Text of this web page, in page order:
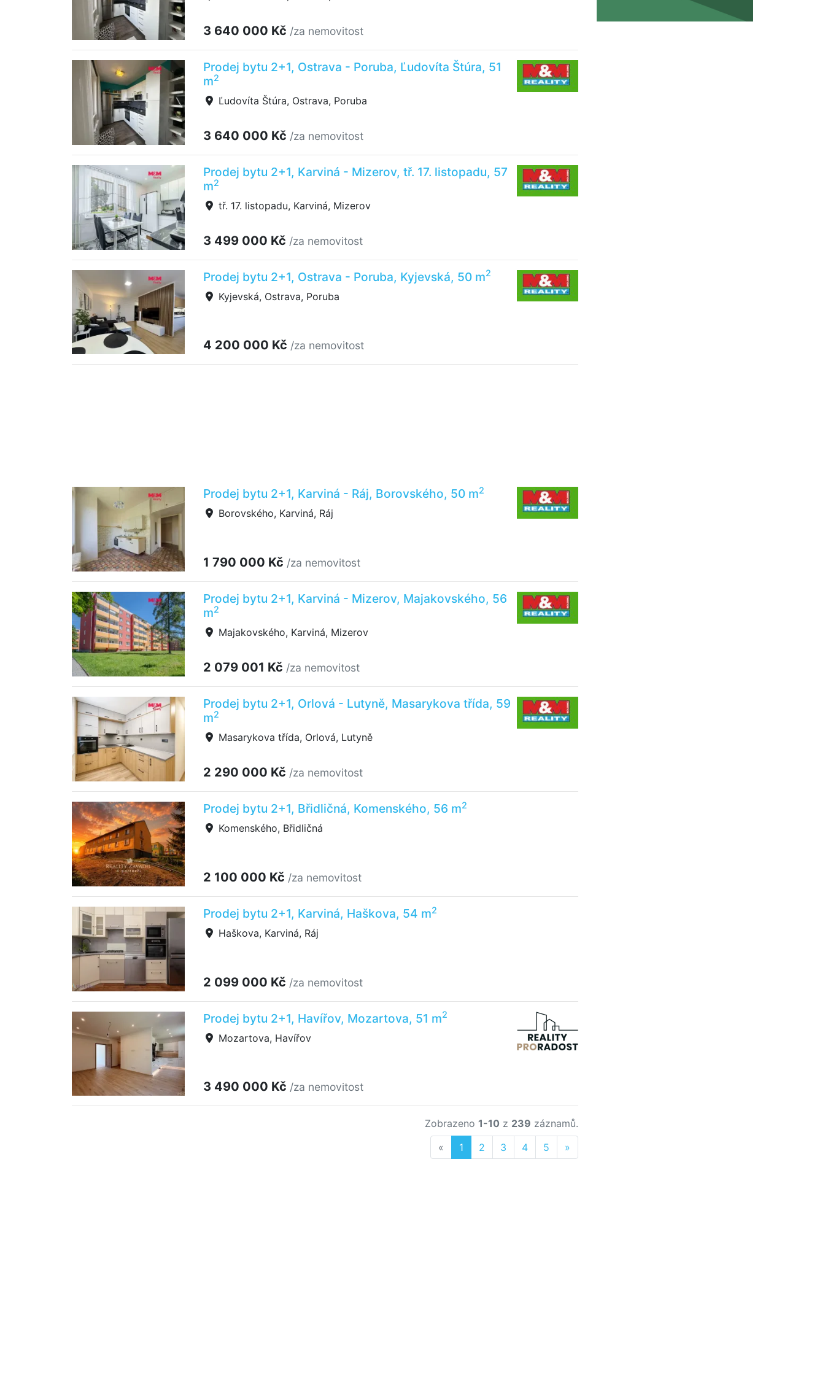
3 640 000 Kč /za nemovitost
Prodej bytu 2+1, Ostrava - Poruba, Ľudovíta Štúra, 51
m2
Ľudovíta Štúra, Ostrava, Poruba
3 640 000 Kč /za nemovitost
Prodej bytu 2+1, Karviná - Mizerov, tř. 17. listopadu, 57
m2
tř. 17. listopadu, Karviná, Mizerov
3 499 000 Kč /za nemovitost
Prodej bytu 2+1, Ostrava - Poruba, Kyjevská, 50 m2
Kyjevská, Ostrava, Poruba
4 200 000 Kč /za nemovitost
Prodej bytu 2+1, Karviná - Ráj, Borovského, 50 m2
Borovského, Karviná, Ráj
1 790 000 Kč /za nemovitost
Prodej bytu 2+1, Karviná - Mizerov, Majakovského, 56
m2
Majakovského, Karviná, Mizerov
2 079 001 Kč /za nemovitost
Prodej bytu 2+1, Orlová - Lutyně, Masarykova třída, 59
m2
Masarykova třída, Orlová, Lutyně
2 290 000 Kč /za nemovitost
Prodej bytu 2+1, Břidličná, Komenského, 56 m2
Komenského, Břidličná
2 100 000 Kč /za nemovitost
Prodej bytu 2+1, Karviná, Haškova, 54 m2
Haškova, Karviná, Ráj
2 099 000 Kč /za nemovitost
Prodej bytu 2+1, Havířov, Mozartova, 51 m2
Mozartova, Havířov
3 490 000 Kč /za nemovitost
Zobrazeno 1-10 z 239 záznamů.
« Previous
1 2 3 4 5 »